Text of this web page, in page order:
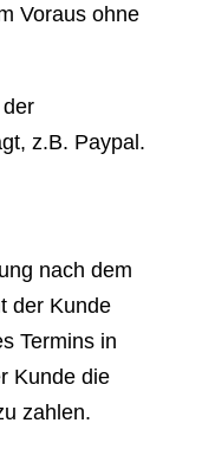
Voraus ohne
z.B. Paypal.
nach dem
der Kunde
Termins in
Kunde die
zahlen.